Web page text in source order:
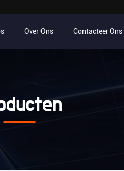
Over Ons Contacteer Ons